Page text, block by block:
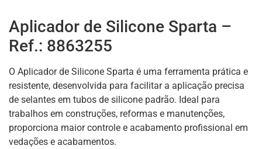
Aplicador de Silicone Sparta –
Ref.: 8863255
O Aplicador de Silicone Sparta é uma ferramenta prática e
resistente, desenvolvida para facilitar a aplicação precisa
de selantes em tubos de silicone padrão. Ideal para
trabalhos em construções, reformas e manutenções,
proporciona maior controle e acabamento profissional em
vedações e acabamentos.